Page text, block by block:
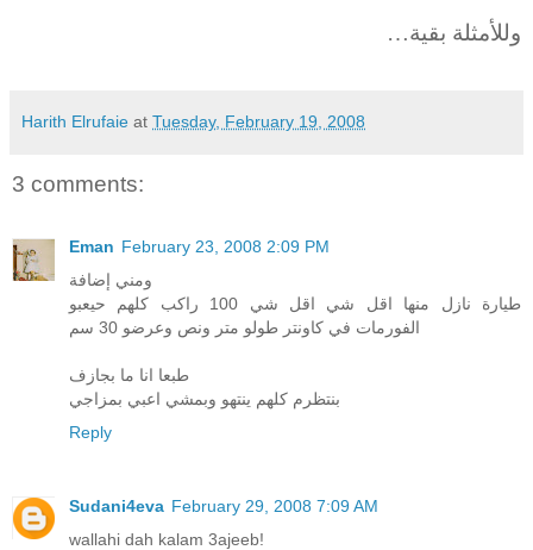
وللأمثلة بقية…
Harith Elrufaie at Tuesday, February 19, 2008
3 comments:
Eman February 23, 2008 2:09 PM
ومني إضافة
طيارة نازل منها اقل شي اقل شي 100 راكب كلهم حيعبو
الفورمات في كاونتر طولو متر ونص وعرضو 30 سم
طبعا انا ما بجازف
بنتظرم كلهم ينتهو وبمشي اعبي بمزاجي
Reply
Sudani4eva February 29, 2008 7:09 AM
wallahi dah kalam 3ajeeb!